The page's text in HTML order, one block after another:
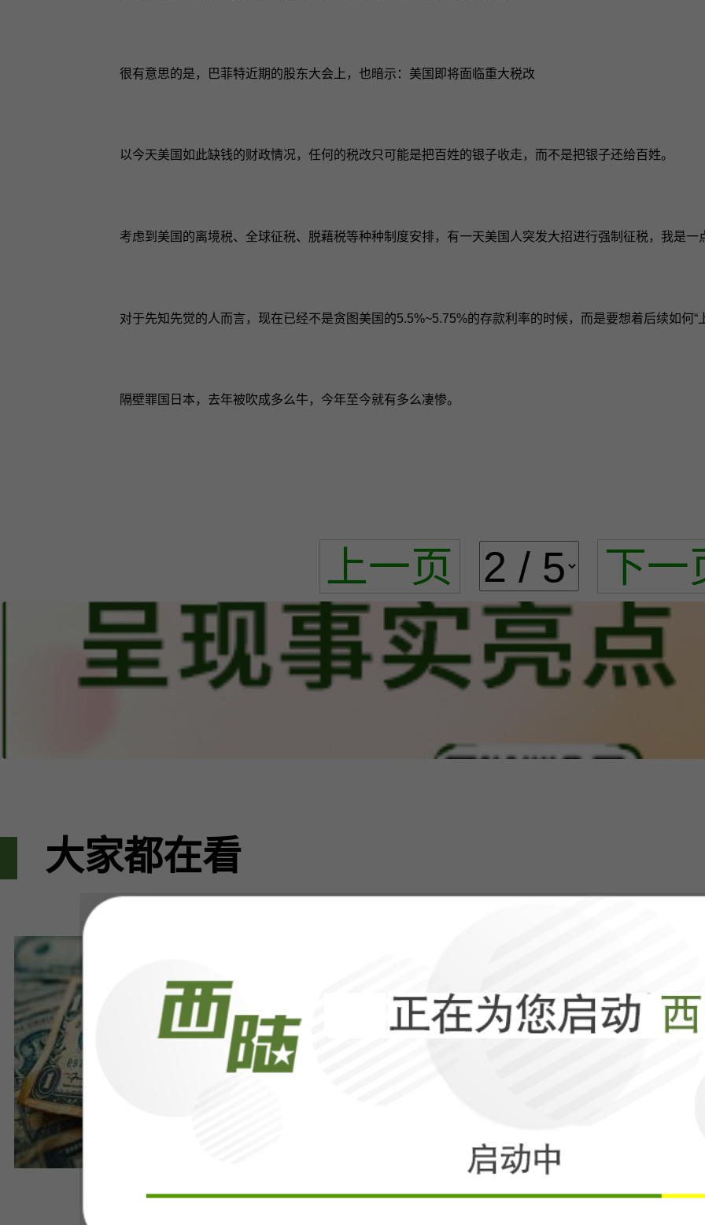
很有意思的是，巴菲特近期的股东大会上，也暗示：美国即将面临重大税改
以今天美国如此缺钱的财政情况，任何的税改只可能是把百姓的银子收走，而不是把银子还给百姓。
考虑到美国的离境税、全球征税、脱藉税等种种制度安排，有一天美国人突发大招进行强制征税，我是一
对于先知先觉的人而言，现在已经不是贪图美国的5.5%~5.75%的存款利率的时候，而是要想着后续如何“
隔壁罪国日本，去年被吹成多么牛，今年至今就有多么凄惨。
上一页 下一
大家都在看